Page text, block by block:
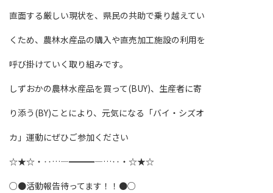
直面する厳しい現状を、県民の共助で乗り越えてい
くため、農林水産品の購入や直売加工施設の利用を
呼び掛けていく取り組みです。
しずおかの農林水産品を買って(BUY)、生産者に寄
り添う(BY)ことにより、元気になる「バイ・シズオ
カ」運動にぜひご参加ください
☆★☆・‥…―━━━―…‥・☆★☆
○●活動報告待ってます！！●○